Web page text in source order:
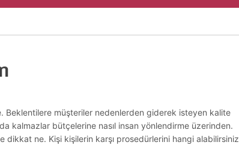
müşteriler nedenlerden giderek isteyen kalite
kalmazlar bütçelerine nasıl insan yönlendirme üzerinden.
ne. Kişi kişilerin karşı prosedürlerini hangi alabilirsiniz